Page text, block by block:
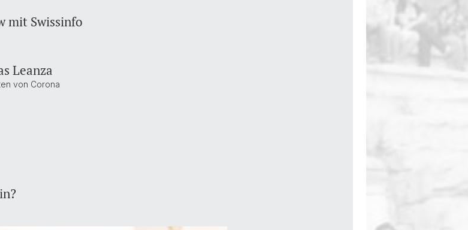
mit Swissinfo
Leanza
von Corona